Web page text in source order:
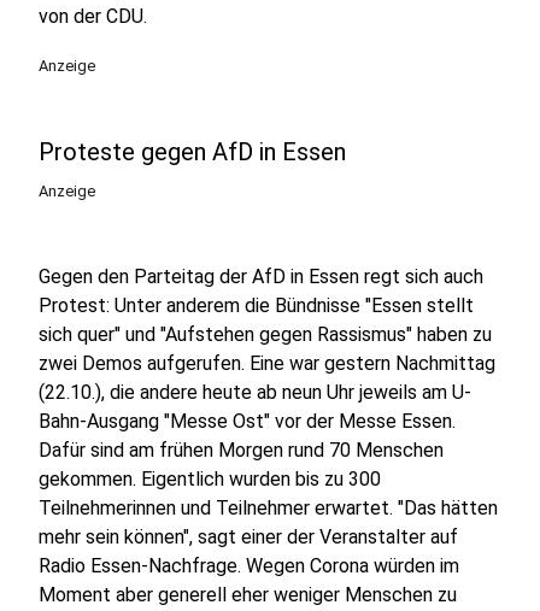
von der CDU.
Anzeige
Proteste gegen AfD in Essen
Anzeige
Gegen den Parteitag der AfD in Essen regt sich auch
Protest: Unter anderem die Bündnisse "Essen stellt
sich quer" und "Aufstehen gegen Rassismus" haben zu
zwei Demos aufgerufen. Eine war gestern Nachmittag
(22.10.), die andere heute ab neun Uhr jeweils am U-
Bahn-Ausgang "Messe Ost" vor der Messe Essen.
Dafür sind am frühen Morgen rund 70 Menschen
gekommen. Eigentlich wurden bis zu 300
Teilnehmerinnen und Teilnehmer erwartet. "Das hätten
mehr sein können", sagt einer der Veranstalter auf
Radio Essen-Nachfrage. Wegen Corona würden im
Moment aber generell eher weniger Menschen zu